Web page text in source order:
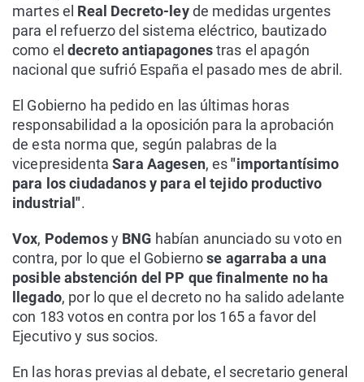
martes el Real Decreto-leyde medidas urgentes
para el refuerzo del sistema eléctrico, bautizado
como el decreto antiapagonestras el apagón
nacional que sufrió España el pasado mes de abril.
El Gobierno ha pedido en las últimas horas
responsabilidad a la oposición para la aprobación
de esta norma que, según palabras de la
vicepresidentaSara Aagesen, es"importantísimo
para los ciudadanos y para el tejido productivo
industrial".
Vox, Podemosy BNG habían anunciado su voto en
contra, por lo que el Gobiernose agarraba a una
posible abstención del PP que finalmente no ha
llegado, por lo que el decreto no ha salido adelante
con 183 votos en contra por los 165 a favor del
Ejecutivo y sus socios.
En las horas previas al debate, el secretario general